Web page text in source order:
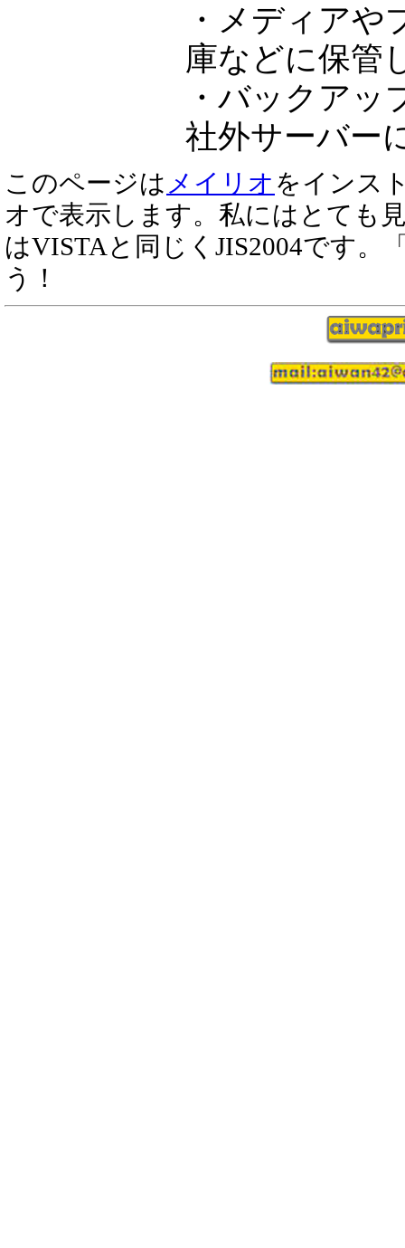
・メディアや
庫などに保管
・バックアッ
社外サーバー
このページは メイリオ をインス
オで表示します。私にはとても
はVISTAと同じくJIS2004です。
う！